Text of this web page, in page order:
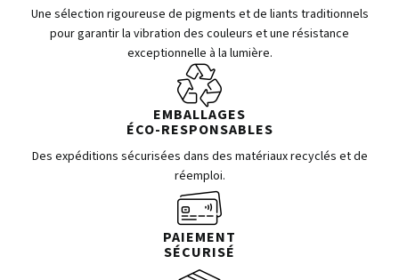
Une sélection rigoureuse de pigments et de liants traditionnels
pour garantir la vibration des couleurs et une résistance
exceptionnelle à la lumière.
EMBALLAGES
ÉCO-RESPONSABLES
Des expéditions sécurisées dans des matériaux recyclés et de
réemploi.
PAIEMENT
SÉCURISÉ